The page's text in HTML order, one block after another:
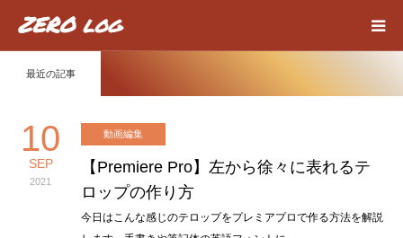
最近の記事
10
SEP
2021
動画編集
【Premiere Pro】左から徐々に表れるテ
ロップの作り方
今日はこんな感じのテロップをプレミアプロで作る方法を解説
HOME
Webデザイン
動画編集